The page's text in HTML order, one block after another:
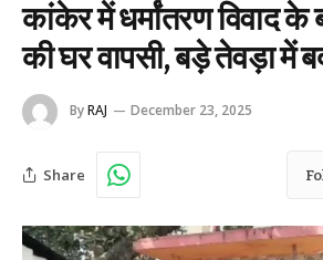
कांकेर में धर्मांतरण विवाद के
की घर वापसी, बड़े तेवड़ा में
ByRAJ December 23, 2025
Share